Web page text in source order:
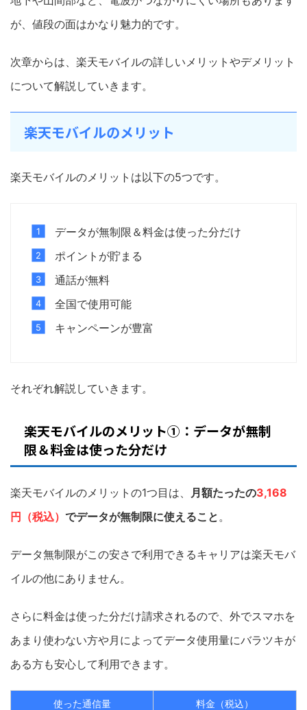
が、値段の面はかなり魅力的です。
次章からは、楽天モバイルの詳しいメリットやデメリット
について解説していきます。
楽天モバイルのメリット
楽天モバイルのメリットは以下の5つです。
データが無制限＆料金は使った分だけ
ポイントが貯まる
通話が無料
全国で使用可能
キャンペーンが豊富
それぞれ解説していきます。
楽天モバイルのメリット①：データが無制
限＆料金は使った分だけ
楽天モバイルのメリットの1つ目は、 月額たったの3,168
円（税込） でデータが無制限に使えること 。
データ無制限がこの安さで利用できるキャリアは楽天モバ
イルの他にありません。
さらに料金は使った分だけ請求されるので、外でスマホを
あまり使わない方や月によってデータ使用量にバラツキが
ある方も安心して利用できます。
使った通信量 料金（税込）